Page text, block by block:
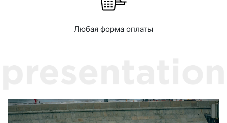
Любая форма оплаты